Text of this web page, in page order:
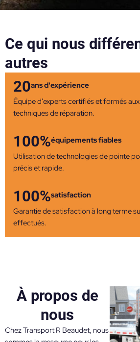
Ce qui nous
autres
20ans d'expérience
Équipe d’experts certifiés et formés
techniques de réparation.
100%équipements fiables
Utilisation de technologies de pointe
précis et rapide.
100%satisfaction
Garantie de satisfaction à long terme
effectués.
À propos de
nous​
Chez Transport R Beaudet, nous